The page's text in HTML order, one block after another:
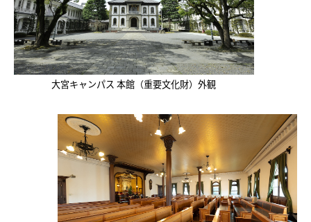
大宮キャンパス 本館（重要文化財）外観